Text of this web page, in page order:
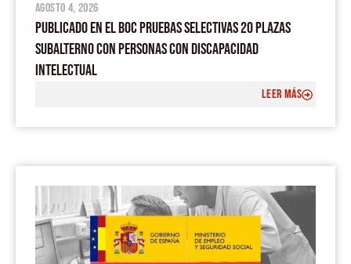
agosto 4, 2026
PUBLICADO EN EL BOC PRUEBAS SELECTIVAS 20 PLAZAS
SUBALTERNO CON PERSONAS CON DISCAPACIDAD
INTELECTUAL
LEER MÁS